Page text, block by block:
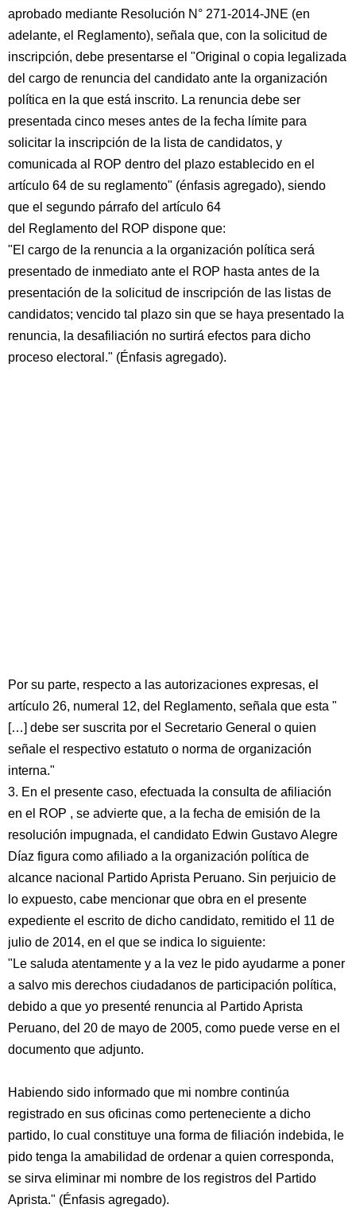
aprobado mediante Resolución N° 271-2014-JNE (en
adelante, el Reglamento), señala que, con la solicitud de
inscripción, debe presentarse el "Original o copia legalizada
del cargo de renuncia del candidato ante la organización
política en la que está inscrito. La renuncia debe ser
presentada cinco meses antes de la fecha límite para
solicitar la inscripción de la lista de candidatos, y
comunicada al ROP dentro del plazo establecido en el
artículo 64 de su reglamento" (énfasis agregado), siendo
que el segundo párrafo del artículo 64
del Reglamento del ROP dispone que:
"El cargo de la renuncia a la organización política será
presentado de inmediato ante el ROP hasta antes de la
presentación de la solicitud de inscripción de las listas de
candidatos; vencido tal plazo sin que se haya presentado la
renuncia, la desafiliación no surtirá efectos para dicho
proceso electoral." (Énfasis agregado).
Por su parte, respecto a las autorizaciones expresas, el
artículo 26, numeral 12, del Reglamento, señala que esta "
[…] debe ser suscrita por el Secretario General o quien
señale el respectivo estatuto o norma de organización
interna."
3. En el presente caso, efectuada la consulta de afiliación
en el ROP , se advierte que, a la fecha de emisión de la
resolución impugnada, el candidato Edwin Gustavo Alegre
Díaz figura como afiliado a la organización política de
alcance nacional Partido Aprista Peruano. Sin perjuicio de
lo expuesto, cabe mencionar que obra en el presente
expediente el escrito de dicho candidato, remitido el 11 de
julio de 2014, en el que se indica lo siguiente:
"Le saluda atentamente y a la vez le pido ayudarme a poner
a salvo mis derechos ciudadanos de participación política,
debido a que yo presenté renuncia al Partido Aprista
Peruano, del 20 de mayo de 2005, como puede verse en el
documento que adjunto.
Habiendo sido informado que mi nombre continúa
registrado en sus oficinas como perteneciente a dicho
partido, lo cual constituye una forma de filiación indebida, le
pido tenga la amabilidad de ordenar a quien corresponda,
se sirva eliminar mi nombre de los registros del Partido
Aprista." (Énfasis agregado).